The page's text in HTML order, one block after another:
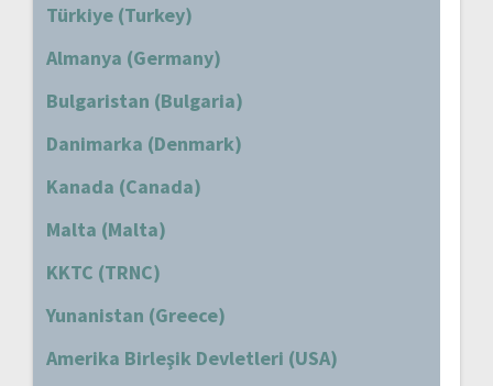
Türkiye (Turkey)
Almanya (Germany)
Bulgaristan (Bulgaria)
Danimarka (Denmark)
Kanada (Canada)
Malta (Malta)
KKTC (TRNC)
Yunanistan (Greece)
Amerika Birleşik Devletleri (USA)